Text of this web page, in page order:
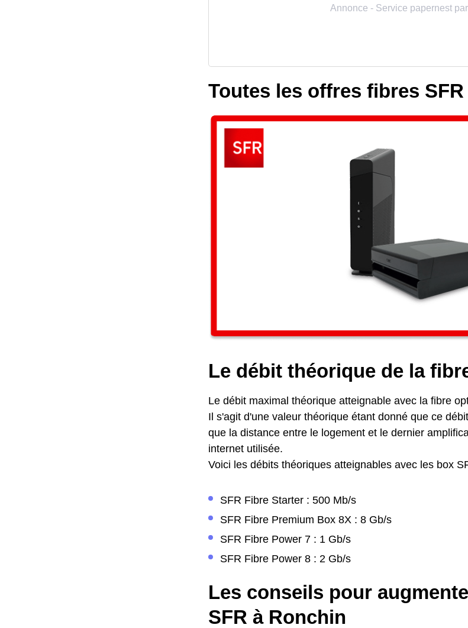
Toutes les offres fibres
Le débit théorique de la
Le débit maximal théorique atteignable avec la fibre
Il s'agit d'une valeur théorique étant donné que ce
que la distance entre le logement et le dernier
internet utilisée.
Voici les débits théoriques atteignables avec les box
SFR Fibre Starter : 500 Mb/s
SFR Fibre Premium Box 8X : 8 Gb/s
SFR Fibre Power 7 : 1 Gb/s
SFR Fibre Power 8 : 2 Gb/s
Les conseils pour
SFR à Ronchin